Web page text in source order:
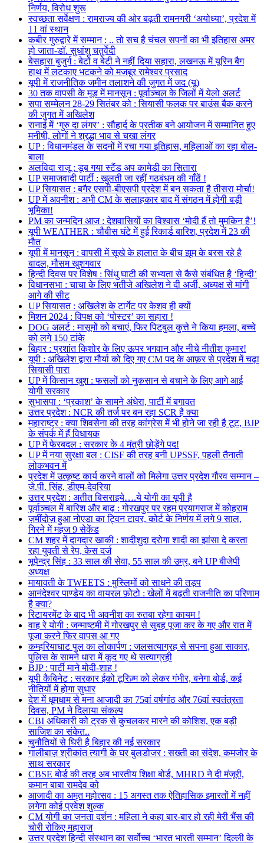
निर्णय, विरोध शुरू
स्वच्छता सर्वेक्षण : रामराज्य की ओर बढ़ती रामनगरी ‘अयोध्या’, प्रदेश में
11 वां स्थान
कबीर गुरुद्वारे में सम्मान : .. तो सच है चंचल सपनों का भी इतिहास अमर
हो जाता-डॉ. सुधांशु चतुर्वेदी
बेसहारा बुजुर्ग : बेटों व बेटी ने नहीं दिया सहारा, लखनऊ में यूरिन बैग
हाथ में लटकाए भटकने को मजबूर रामेश्वर प्रसाद
यूपी में राजनीतिक जमीन तलाशने की जुगत में जद (यू)
30 तक वापसी के मूड में मानसून : पूर्वाञ्चल के जिलों में येलो अलर्ट
सपा सम्मेलन 28-29 सितंबर को : सियासी फलक पर बाउंस बैक करने
की जुगत में अखिलेश
रानाई में ‘गुरु दा लंगर’ : सौहार्द के प्रतीक बने आयोजन में सम्मानित हुए
मनीषी, लोगों ने श्रद्धा भाव से चखा लंगर
UP : विधानमंडल के सदनों में रचा गया इतिहास, महिलाओं का रहा बोल-
बाला
अलविदा राजू : डूब गया स्टैंड अप कामेडी का सितारा
UP समाजवादी पार्टी : खुलती जा रहीं गठबंधन की गाँठें !
UP सियासत : बगैर एसपी-बीएसपी प्रदेश में बन सकता है तीसरा मोर्चा!
UP में अवनीश : अभी CM के सलाहकार बाद में संगठन में होगी बड़ी
भूमिका!
PM का जन्मदिन आज : देशवासियों का विश्वास ‘मोदी हैं तो मुमकिन है’!
यूपी WEATHER : चौबीस घंटे में हुई रिकार्ड बारिश, प्रदेश में 23 की
मौत
यूपी में मानसून : वापसी में सूखे के हालात के बीच झूम के बरस रहे है
बादल, मौसम खुशगवार
हिन्दी दिवस पर विशेष : सिंधु घाटी की सभ्यता से कैसे संबंधित है ‘हिन्दी’
विधानसभा : चाचा के लिए भतीजे अखिलेश ने दी अर्जी, अध्यक्ष से मांगी
आगे की सीट
UP सियासत : अखिलेश के टार्गेट पर केशव ही क्यों
मिशन 2024 : विपक्ष को ‘पोस्टर’ का सहारा !
DOG अलर्ट : मासूमों को बचाएं, फिर पिटबुल कुत्ते ने किया हमला, बच्चे
को लगे 150 टांके
बिहार : प्रशांत किशोर के लिए ऊपर भगवान और नीचे नीतीश कुमार!
यूपी : अखिलेश द्वारा मौर्या को दिए गए CM पद के आफ़र से प्रदेश में चढ़ा
सियासी पारा
UP में किसान खुश : फसलों को नुकसान से बचाने के लिए आगे आई
योगी सरकार
सुभासपा : ‘प्रकाश’ के सामने अंधेरा, पार्टी में बगावत
उत्तर प्रदेश : NCR की तर्ज पर बन रहा SCR है क्या
महाराष्ट्र : क्या शिवसेना की तरह कांग्रेस में भी होने जा रही है टूट, BJP
के संपर्क में हैं विधायक
UP में फेरबदल : सरकार के 4 मंत्री छोड़ेंगे पद!
UP में नया सुरक्षा बल : CISF की तरह बनी UPSSF, पहली तैनाती
लोकभवन में
प्रदेश में उत्कृष्ट कार्य करने वालों को मिलेगा उत्तर प्रदेश गौरव सम्मान –
जे.पी. सिंह, डीएम-देवरिया
उत्तर प्रदेश : अतीत बिसराइये….ये योगी का यूपी है
पूर्वाञ्चल में बारिश और बाढ़ : गोरखपुर पर रहम प्रयागराज में कोहराम
ज़मींदोज़ हुआ नोएडा का ट्विन टावर, कोर्ट के निर्णय में लगे 9 साल,
गिरने में महज 9 सेकेंड
CM शहर में दागदार खाकी : शादीशुदा दरोगा शादी का झांसा दे करता
रहा युवती से रेप, केस दर्ज
भूपेन्द्र सिंह : 33 साल की सेवा, 55 साल की उम्र, बने UP बीजेपी
अध्यक्ष
मायावती के TWEETS : मुस्लिमों को साधने की तड़प
आनंदेश्वर पाण्डेय का वायरल फ़ोटो : खेलों में बढ़ती राजनीति का परिणाम
है क्या?
रिटायरमेंट के बाद भी अवनीश का रुतबा रहेगा कायम !
वाह रे योगी : जन्माष्टमी में गोरखपुर से सुबह पूजा कर के गए और रात में
पूजा करने फिर वापस आ गए
कम्हरियाघाट पुल का लोकार्पण : जलसत्याग्रह से सपना हुआ साकार,
पुलिस के सामने धारा में कूद गए थे सत्याग्रही
BJP : पार्टी माने मोदी-शाह !
यूपी कैबिनेट : सरकार ईको टूरिज़्म को लेकर गंभीर, बनेगा बोर्ड, कई
नीतियों में होगा सुधार
देश में धूमधाम से मना आजादी का 75वां वर्षगांठ और 76वां स्वतंत्रता
दिवस, PM ने दिलाया संकल्प
CBI अधिकारी को ट्रक से कुचलकर मारने की कोशिश, एक बड़ी
साजिश का संकेत..
चुनौतियों से घिरी है बिहार की नई सरकार
गालीबाज़ श्रीकांत त्यागी के घर बुलडोजर : सख्ती का संदेश, कमजोर के
साथ सरकार
CBSE बोर्ड की तरह अब भारतीय शिक्षा बोर्ड, MHRD ने दी मंजूरी,
कमान बाबा रामदेव को
आजादी का अमृत महोत्सव : 15 अगस्त तक ऐतिहासिक इमारतों में नहीं
लगेगा कोई प्रवेश शुल्क
CM योगी का जनता दर्शन : महिला ने कहा बार-बार हो रही मेरी भैंस की
चोरी रोकिए महाराज
उत्तर प्रदेश हिन्दी संस्थान का सर्वोच्च ‘भारत भारती सम्मान’ दिल्ली के